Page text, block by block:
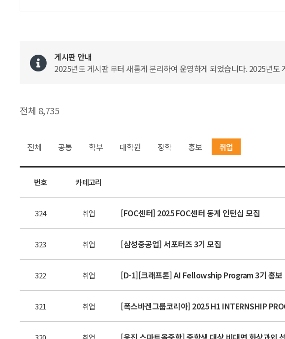
게시판 안내
2025년도 게시판 부터 새롭게 분리하여 운영하게 되었습니다. 2025년
전체 8,735
전체 공통 학부 대학원 장학 홍보 취업
번호 카테고리
324 취업 [FOC센터] 2025 FOC센터 동계 인턴십 모집
323 취업 [삼성중공업] 서포터즈 3기 모집
322 취업 [D-1][크래프톤] AI Fellowship Program 3기 홍보
321 취업 [폭스바겐그룹코리아] 2025 H1 INTERNSHIP